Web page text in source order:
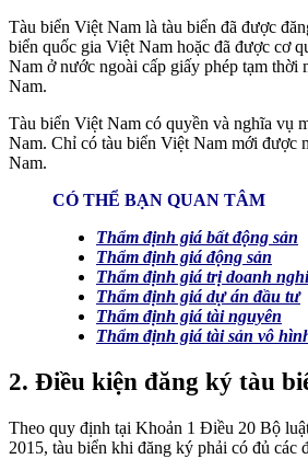
Tàu biển Việt Nam là tàu biển đã được
biển quốc gia Việt Nam hoặc đã được cơ
Nam ở nước ngoài cấp giấy phép tạm thời
Nam.
Tàu biển Việt Nam có quyền và nghĩa vụ
Nam. Chỉ có tàu biển Việt Nam mới được
Nam.
CÓ THỂ BẠN QUAN TÂM
Thẩm định giá bất động sản
Thẩm định giá động sản
Thẩm định giá trị doanh
Thẩm định giá dự án đầu tư
Thẩm định giá tài nguyên
Thẩm định giá tài sản vô
2. Điều kiện đăng ký tàu
Theo quy định tại Khoản 1 Điều 20 Bộ
2015, tàu biển khi đăng ký phải có đủ các